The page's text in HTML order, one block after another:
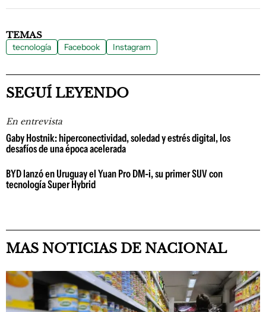
TEMAS
tecnología Facebook Instagram
SEGUÍ LEYENDO
En entrevista
Gaby Hostnik: hiperconectividad, soledad y estrés digital, los
desafíos de una época acelerada
BYD lanzó en Uruguay el Yuan Pro DM-i, su primer SUV con
tecnología Super Hybrid
MAS NOTICIAS DE NACIONAL